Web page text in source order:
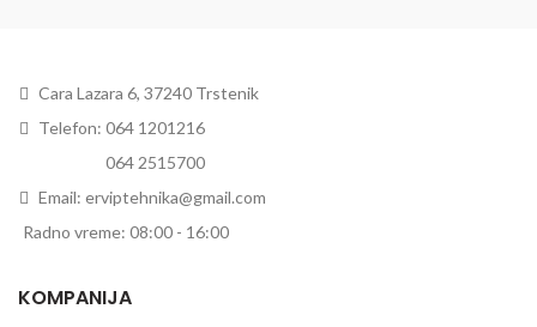
Cara Lazara 6, 37240 Trstenik
Telefon: 064 1201216
064 2515700
Email: erviptehnika@gmail.com
Radno vreme: 08:00 - 16:00
KOMPANIJA